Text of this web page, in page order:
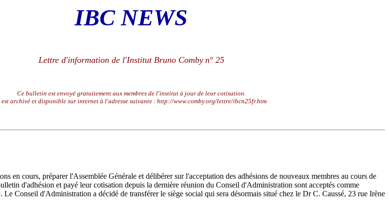
IBC NEWS
Lettre d'information de l'Institut Bruno Comby n° 25
Ce bulletin est envoyé gratuitement aux membres de l'institut à jour de leur cotisation.
archivé et disponible sur internet à l'adresse suivante : http://www.comby.org/lettre/ibcn25fr.htm
en cours, préparer l'Assemblée Générale et délibérer sur l'acceptation des adhésions de nouveaux membres au cours de
d'adhésion et payé leur cotisation depuis la dernière réunion du Conseil d'Administration sont acceptés comme
Conseil d'Administration a décidé de transférer le siège social qui sera désormais situé chez le Dr C. Caussé, 23 rue Irène